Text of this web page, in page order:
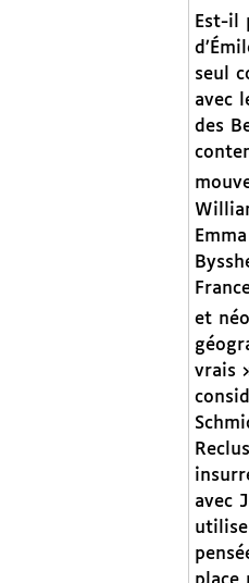
Est-il
seul
avec
des
et
vrais
avec